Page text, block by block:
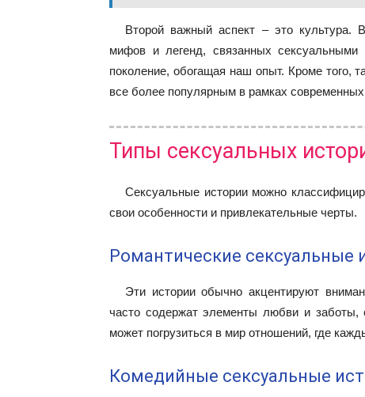
Второй важный аспект – это культура.
мифов и легенд, связанных
поколение, обогащая наш опыт. Кроме того,
все более популярным в рамках
Типы сексуальных
Сексуальные истории можно
свои особенности и привлекательные черты.
Романтические сексуальные
Эти истории обычно акцентируют
часто содержат элементы любви и
может погрузиться в мир отношений, где
Комедийные сексуальные